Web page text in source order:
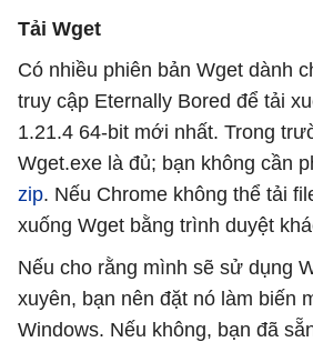
Tải Wget
Có nhiều phiên bản Wget dành
truy cập Eternally Bored để tải
1.21.4 64-bit mới nhất. Trong
Wget.exe là đủ; bạn không cần
zip. Nếu Chrome không thể tải
xuống Wget bằng trình duyệt
Nếu cho rằng mình sẽ sử dụng
xuyên, bạn nên đặt nó làm biến
Windows. Nếu không, bạn đã